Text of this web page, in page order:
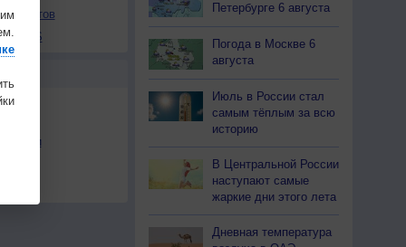
сайтов
в RSS
Петербурге 6 августа
Погода в Москве 6
августа
Июль в России стал
самым тёплым за всю
историю
В Центральной России
наступают самые
жаркие дни этого лета
Дневная температура